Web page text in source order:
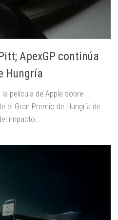
ApexGP continúa
Hungría
película de Apple sobre
el Gran Premio de Hungría de
impacto...